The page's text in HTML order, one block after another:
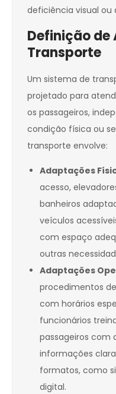
deficiência visual ou
Definição de
Transporte
Um sistema de
projetado para
os passageiros,
condição física ou
transporte envolve:
Adaptações
acesso,
banheiros
veículos
com espaço
outras
Adaptações
procedimentos
com horários
funcionários
passageiros com
informações
formatos, como
digital.